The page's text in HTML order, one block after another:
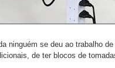
ninguém se deu ao trabalho
de ter blocos de